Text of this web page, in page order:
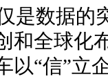
是数据的
和全球化
以“信”立